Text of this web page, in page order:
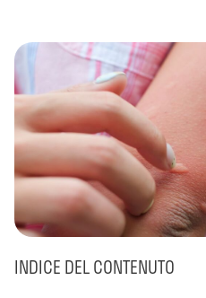
INDICE DEL CONTENUTO